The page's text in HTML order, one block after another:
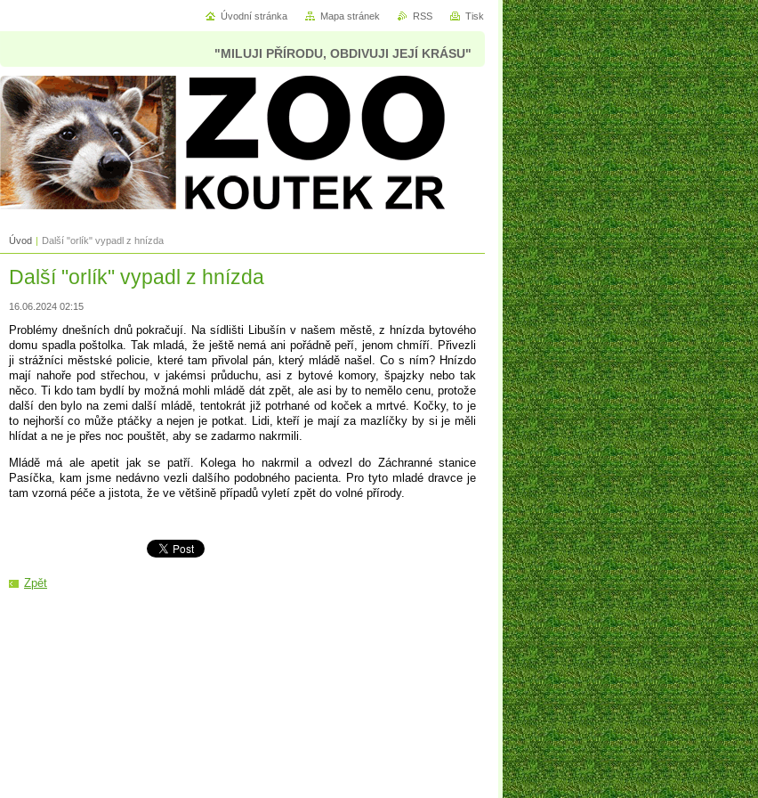
"MILUJI PŘÍRODU, OBDIVUJI JEJÍ KRÁSU"
Úvod | Další "orlík" vypadl z hnízda
Další "orlík" vypadl z hnízda
16.06.2024 02:15
Problémy dnešních dnů pokračují. Na sídlišti Libušín v našem městě, z hnízda bytového
domu spadla poštolka. Tak mladá, že ještě nemá ani pořádně peří, jenom chmíří. Přivezli
ji strážníci městské policie, které tam přivolal pán, který mládě našel. Co s ním? Hnízdo
mají nahoře pod střechou, v jakémsi průduchu, asi z bytové komory, špajzky nebo tak
něco. Ti kdo tam bydlí by možná mohli mládě dát zpět, ale asi by to nemělo cenu, protože
další den bylo na zemi další mládě, tentokrát již potrhané od koček a mrtvé. Kočky, to je
to nejhorší co může ptáčky a nejen je potkat. Lidi, kteří je mají za mazlíčky by si je měli
hlídat a ne je přes noc pouštět, aby se zadarmo nakrmili.
Mládě má ale apetit jak se patří. Kolega ho nakrmil a odvezl do Záchranné stanice
Pasíčka, kam jsme nedávno vezli dalšího podobného pacienta. Pro tyto mladé dravce je
tam vzorná péče a jistota, že ve většině případů vyletí zpět do volné přírody.
Zpět
Úvodní stránka Mapa stránek RSS Tisk